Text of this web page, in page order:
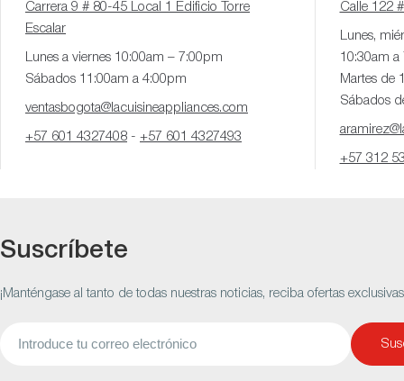
Carrera 9 # 80-45 Local 1 Edificio Torre
Escalar
Lunes a viernes 10:00am – 7:00pm
Sábados 11:00am a 4:00pm
ventasbogota@lacuisineappliances.com
+57 601 4327408 - +57 601 4327493
Calle 122
Lunes,
10:30am a
Martes de
Sábados
+57 312
Suscríbete
¡Manténgase al tanto de todas nuestras noticias, reciba ofertas